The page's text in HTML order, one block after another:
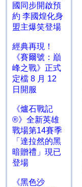
國同步開啟預
約 李國煌化身
盟主爆笑登場
經典再現！
《賽爾號：巔
峰之戰》正式
定檔 8 月 12
日開服
《爐石戰記
®》全新英雄
戰場第14賽季
「達拉然的黑
暗贈禮」現已
登場
《黑色沙